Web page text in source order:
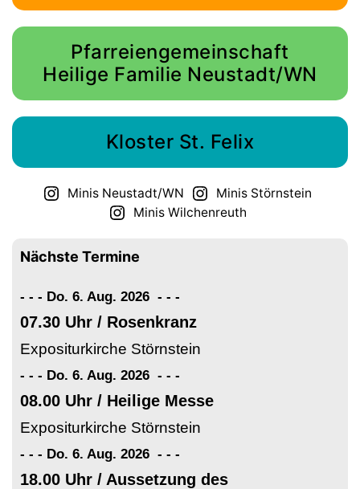
Pfarreiengemeinschaft
Heilige Familie Neustadt/WN
Kloster St. Felix
Minis Neustadt/WN
Minis Störnstein
Minis Wilchenreuth
Nächste Termine
- - - Do. 6. Aug. 2026 - - -
07.30 Uhr / Rosenkranz
Expositurkirche Störnstein
- - - Do. 6. Aug. 2026 - - -
08.00 Uhr / Heilige Messe
Expositurkirche Störnstein
- - - Do. 6. Aug. 2026 - - -
18.00 Uhr / Aussetzung des